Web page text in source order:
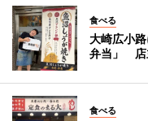
食べる
大崎広小
弁当」 店
食べる